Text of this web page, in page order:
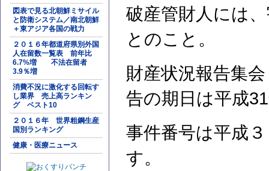
図表で見る北朝鮮ミサイル
と防衛システム／南北朝鮮
＋東アジア各国の戦力
２０１６年都道府県別外国
人在留数一覧表 前年比
6.7%増 不法在留者
3.9％増
消費不況に激化する回転す
し業界 売上高ランキン
グ ベスト10
２０１６年 世界粗鋼生産
国別ランキング
健康・医療ニュース
破産管財人には
とのこと。
財産状況報告集
告の期日は平成
事件番号は平成
す。